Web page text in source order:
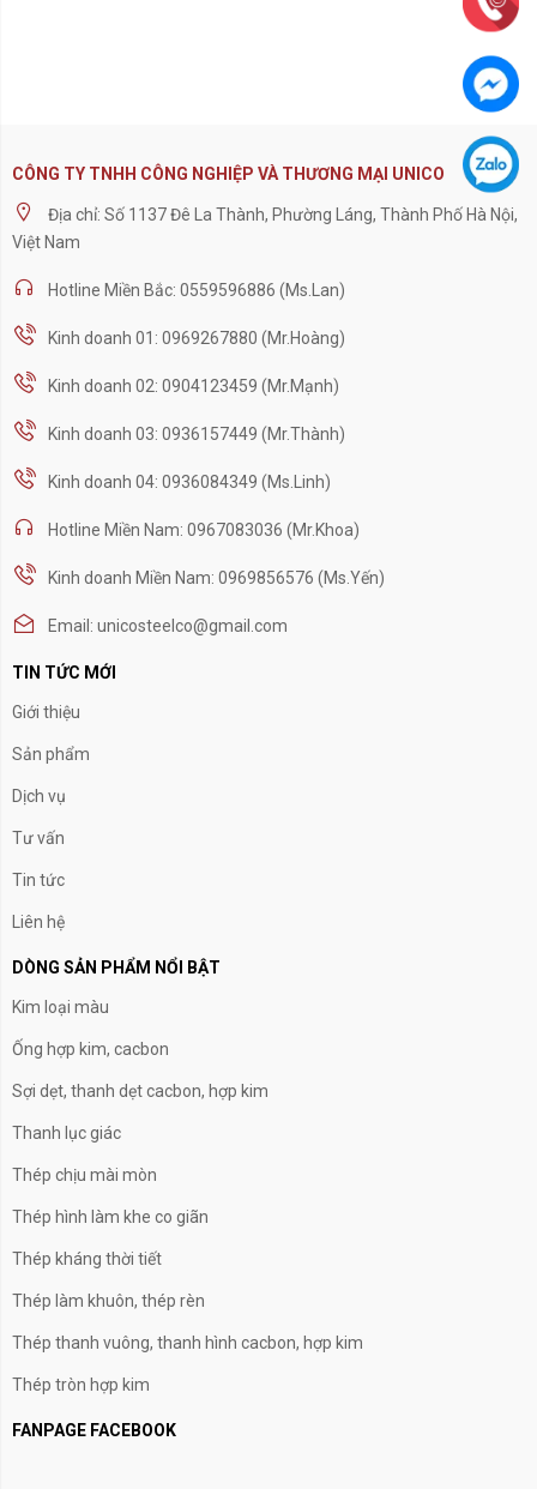
CÔNG TY TNHH CÔNG NGHIỆP VÀ THƯƠNG MẠI UNICO
Địa chỉ: Số 1137 Đê La Thành, Phường Láng, Thành Phố Hà Nội,
Việt Nam
Hotline Miền Bắc: 0559596886 (Ms.Lan)
Kinh doanh 01: 0969267880 (Mr.Hoàng)
Kinh doanh 02: 0904123459 (Mr.Mạnh)
Kinh doanh 03: 0936157449 (Mr.Thành)
Kinh doanh 04: 0936084349 (Ms.Linh)
Hotline Miền Nam: 0967083036 (Mr.Khoa)
Kinh doanh Miền Nam: 0969856576 (Ms.Yến)
Email: unicosteelco@gmail.com
TIN TỨC MỚI
Giới thiệu
Sản phẩm
Dịch vụ
Tư vấn
Tin tức
Liên hệ
DÒNG SẢN PHẨM NỔI BẬT
Kim loại màu
Ống hợp kim, cacbon
Sợi dẹt, thanh dẹt cacbon, hợp kim
Thanh lục giác
Thép chịu mài mòn
Thép hình làm khe co giãn
Thép kháng thời tiết
Thép làm khuôn, thép rèn
Thép thanh vuông, thanh hình cacbon, hợp kim
Thép tròn hợp kim
FANPAGE FACEBOOK